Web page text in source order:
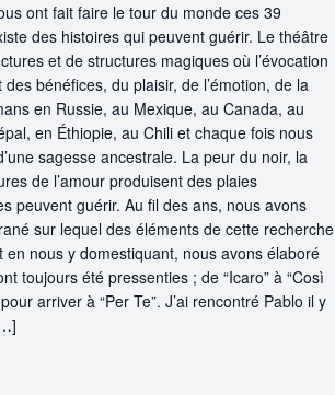
ont fait faire le tour du monde ces 39
des histoires qui peuvent guérir. Le théâtre
et de structures magiques où l’évocation
bénéfices, du plaisir, de l’émotion, de la
en Russie, au Mexique, au Canada, au
en Éthiopie, au Chili et chaque fois nous
sagesse ancestrale. La peur du noir, la
de l’amour produisent des plaies
peuvent guérir. Au fil des ans, nous avons
sur lequel des éléments de cette recherche
nous y domestiquant, nous avons élaboré
toujours été pressenties ; de “Icaro” à “Così
arriver à “Per Te”. J’ai rencontré Pablo il y